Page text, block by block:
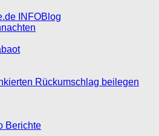
INFOBlog
Rückumschlag beilegen
Berichte